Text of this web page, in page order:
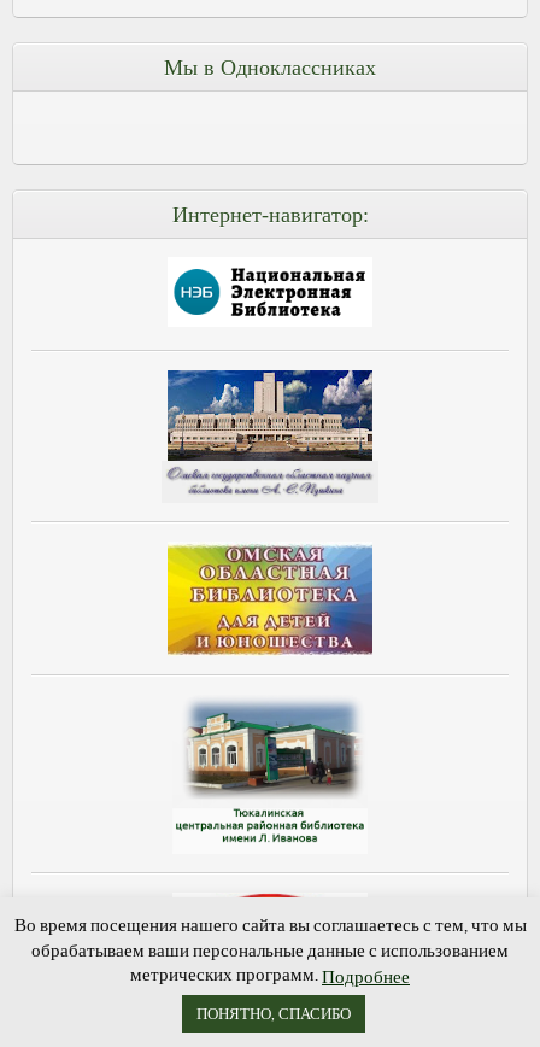
Мы в Одноклассниках
Интернет-навигатор:
Во время посещения нашего сайта вы соглашаетесь с тем, что мы
обрабатываем ваши персональные данные с использованием
метрических программ. Подробнее
ПОНЯТНО, СПАСИБО